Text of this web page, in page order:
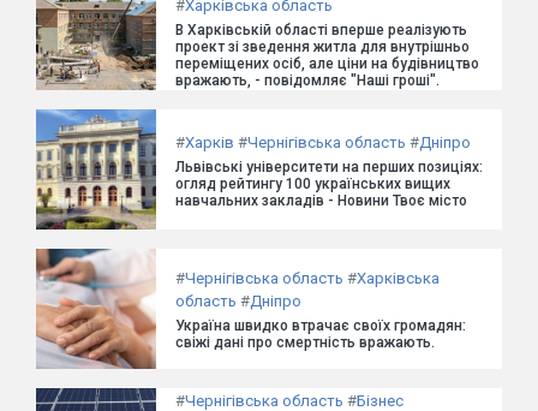
#Харківська область
В Харківській області вперше реалізують
проект зі зведення житла для внутрішньо
переміщених осіб, але ціни на будівництво
вражають, - повідомляє "Наші гроші".
#Харків #Чернігівська область #Дніпро
Львівські університети на перших позиціях:
огляд рейтингу 100 українських вищих
навчальних закладів - Новини Твоє місто
#Чернігівська область #Харківська
область #Дніпро
Україна швидко втрачає своїх громадян:
свіжі дані про смертність вражають.
#Чернігівська область #Бізнес